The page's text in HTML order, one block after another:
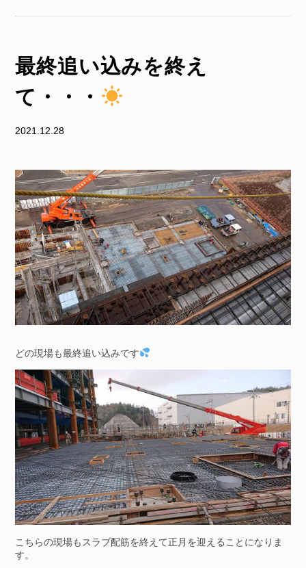
最終追い込みを終え
て・・・
2021.12.28
どの現場も最終追い込みです
こちらの現場もスラブ配筋を終えて正月を迎えることになりま
す。